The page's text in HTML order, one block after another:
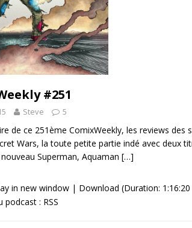
#251
Steve 5
de ce 251ème ComixWeekly, les reviews des
Wars, la toute petite partie indé avec deux
Superman, Aquaman […]
in new window | Download (Duration:
podcast : RSS